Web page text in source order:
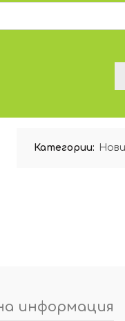
Категории:
информация